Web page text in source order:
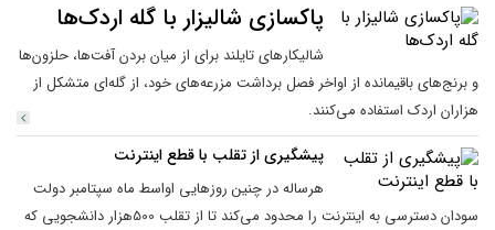
پاکسازی شالیزار با گله اردک‌ها
شالیکار‌های تایلند برای از میان بردن آفت‌ها، حلزون‌ها
و برنج‌های باقیمانده از اواخر فصل برداشت مزرعه‌های خود، از گله‌ای متشکل از
هزاران اردک استفاده می‌کنند.
پیشگیری از تقلب با قطع اینترنت
هرساله در چنین روزهایی اواسط ماه سپتامبر دولت
سودان دسترسی به اینترنت را محدود می‌کند تا از تقلب 500هزار دانشجویی که